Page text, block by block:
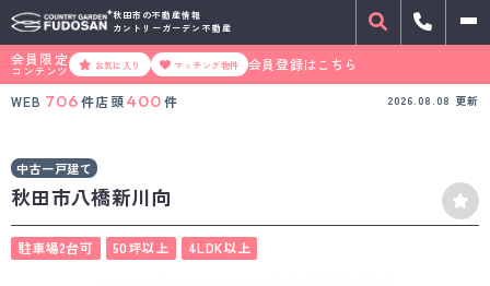
秋田市の不動産情報
カントリーガーデン不動産
会員限定
コンテンツ お気に入り マッチング物件
会員登録はこちら
WEB 706件店頭400 件 2026.08.08 更新
中古一戸建て
秋田市八橋新川向
駐車場2台可 50坪以上 4LDK以上